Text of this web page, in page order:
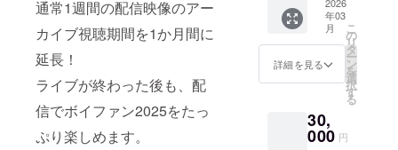
通常1週間の配信映像のアー
カイブ視聴期間を1か月間に
延長！
ライブが終わった後も、配
信でボイファン2025をたっ
ぷり楽しめます。
れるお
名前は1
つのみ
となり
ます。
ボイ
ファン
オリジ
ナルデ
ザイン
ペンラ
【会場
配布】
レプリ
しな
い」と
記入く
い。入
力内容
まま掲
載いた
します
名前を
掲載 3.
【後日
送付】
出演者
メッ
セージ
ぜひお
手元
に。
（Blu-
rayにつ
の予定
はござ
イファ
ンオリ
ジナルT
シャツ
と2025
描き下
ろしイ
のスマ
ホスタ
ンド＋
年03
月
詳細を見る
こ
の
リ
タ
ー
ン
を
選
択
す
る
30,
000 円